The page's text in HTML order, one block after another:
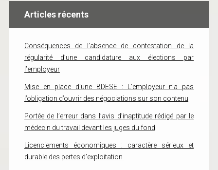
Articles récents
Conséquences de l’absence de contestation de la
régularité d’une candidature aux élections par
l’employeur
Mise en place d’une BDESE : L’employeur n’a pas
l’obligation d’ouvrir des négociations sur son contenu
Portée de l’erreur dans l’avis d’inaptitude rédigé par le
médecin du travail devant les juges du fond
Licenciements économiques : caractère sérieux et
durable des pertes d’exploitation